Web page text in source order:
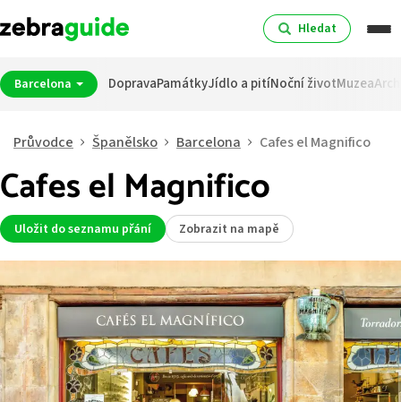
Hledat
Barcelona DopravaPamátkyJídlo a pitíNoční životMuzea
Průvodce Španělsko Barcelona Cafes el Magnifico
Cafes el Magnifico
Uložit do seznamu přání Zobrazit na mapě